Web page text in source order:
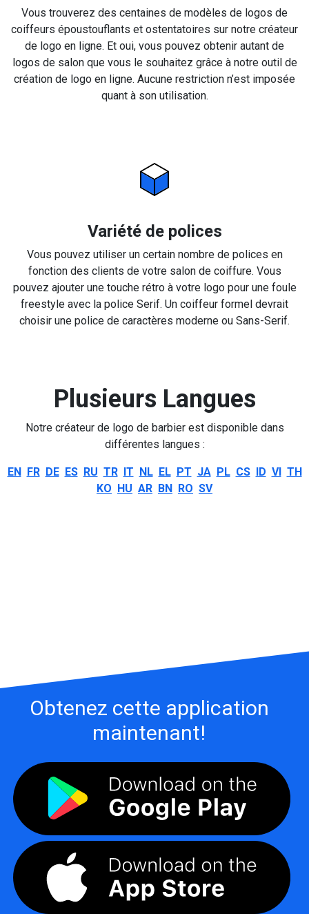
Vous trouverez des centaines de modèles de logos de
coiffeurs époustouflants et ostentatoires sur notre créateur
de logo en ligne. Et oui, vous pouvez obtenir autant de
logos de salon que vous le souhaitez grâce à notre outil de
création de logo en ligne. Aucune restriction n’est imposée
quant à son utilisation.
Variété de polices
Vous pouvez utiliser un certain nombre de polices en
fonction des clients de votre salon de coiffure. Vous
pouvez ajouter une touche rétro à votre logo pour une foule
freestyle avec la police Serif. Un coiffeur formel devrait
choisir une police de caractères moderne ou Sans-Serif.
Plusieurs Langues
Notre créateur de logo de barbier est disponible dans
différentes langues :
EN FR DE ES RU TR IT NL EL PT JA PL CS ID VI TH
KO HU AR BN RO SV
Obtenez cette application
maintenant!